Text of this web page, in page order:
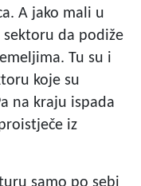
A jako mali u
da podiže
Tu su i
koje su
na kraju ispada
iz
samo po sebi